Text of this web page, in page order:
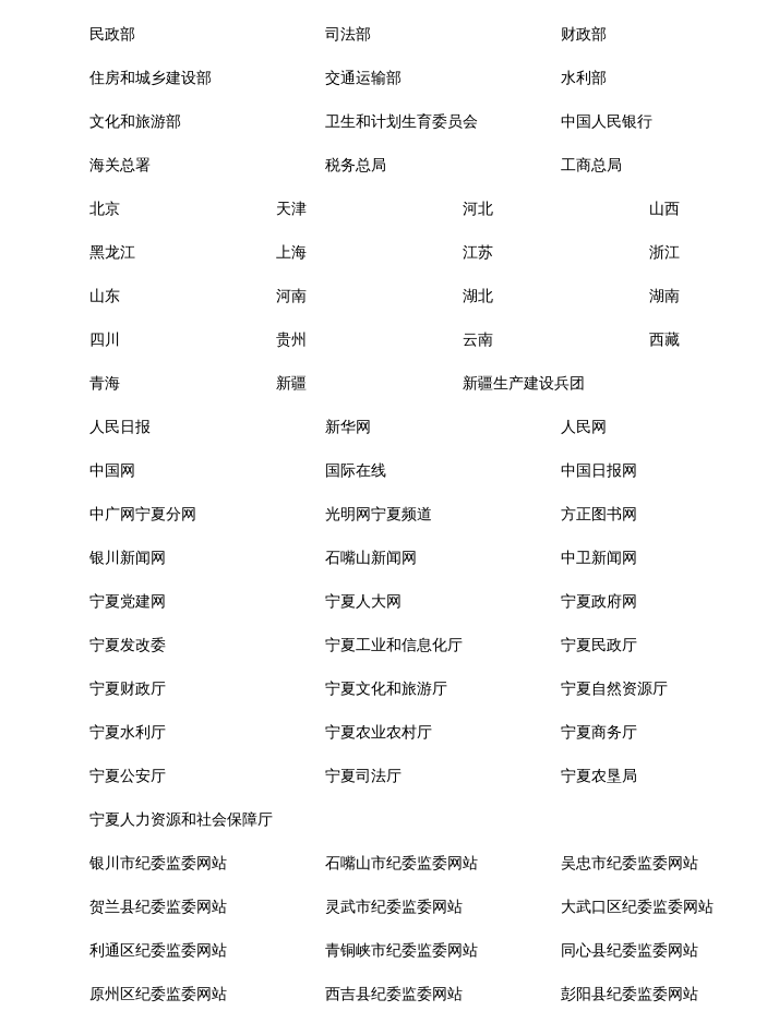
民政部 司法部 财政部
住房和城乡建设部 交通运输部 水利部
文化和旅游部 卫生和计划生育委员会 中国人民银行
海关总署 税务总局 工商总局
北京 天津 河北 山西
黑龙江 上海 江苏 浙江
山东 河南 湖北 湖南
四川 贵州 云南 西藏
青海 新疆 新疆生产建设兵团
人民日报 新华网 人民网
中国网 国际在线 中国日报网
中广网宁夏分网 光明网宁夏频道 方正图书网
银川新闻网 石嘴山新闻网 中卫新闻网
宁夏党建网 宁夏人大网 宁夏政府网
宁夏发改委 宁夏工业和信息化厅 宁夏民政厅
宁夏财政厅 宁夏文化和旅游厅 宁夏自然资源厅
宁夏水利厅 宁夏农业农村厅 宁夏商务厅
宁夏公安厅 宁夏司法厅 宁夏农垦局
宁夏人力资源和社会保障厅
银川市纪委监委网站 石嘴山市纪委监委网站 吴忠市纪委监委网站
贺兰县纪委监委网站 灵武市纪委监委网站 大武口区纪委监委网站
利通区纪委监委网站 青铜峡市纪委监委网站 同心县纪委监委网站
原州区纪委监委网站 西吉县纪委监委网站 彭阳县纪委监委网站